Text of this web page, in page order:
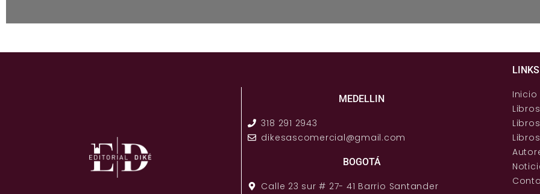
MEDELLIN
318 291 2943
dikesascomercial@gmail.com
BOGOTÁ
Calle 23 sur # 27- 41 Barrio Santander
Inicio